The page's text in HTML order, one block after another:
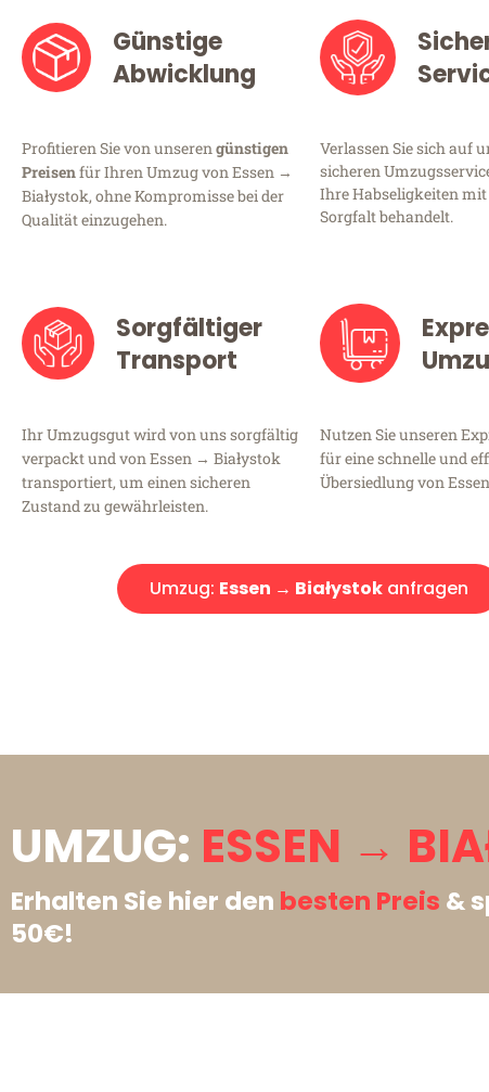
Günstige
Abwicklung
Profitieren Sie von unserengünstigen
Preisenfür Ihren Umzug von Essen →
Białystok, ohne Kompromisse bei der
Qualität einzugehen.
Verlassen Sie sich auf
sicheren
Ihre Habseligkeiten
Sorgfalt behandelt.
Sorgfältiger
Transport
Ihr Umzugsgut wird von uns sorgfältig
verpackt und von Essen → Białystok
transportiert, um einen sicheren
Zustand zu gewährleisten.
Nutzen Sie unseren
für eine schnelle und
Übersiedlung von
Umzug: Essen → Białystok anfragen
UMZUG: ESSEN →
Erhalten Sie hier den besten Preis &
50€!